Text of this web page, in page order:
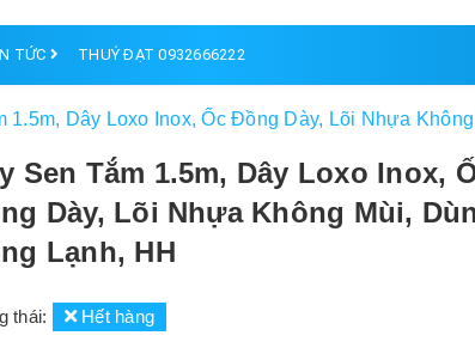
TỨC THUÝ ĐẠT 0932666222
1.5m, Dây Loxo Inox, Ốc Đồng Dày, Lõi Nhựa
Sen Tắm 1.5m, Dây Loxo Inox,
Dày, Lõi Nhựa Không Mùi,
Lạnh, HH
thái: Hết hàng